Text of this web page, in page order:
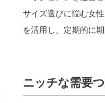
サイズ選びに悩む女
を活用し、定期的に
ニッチな需要